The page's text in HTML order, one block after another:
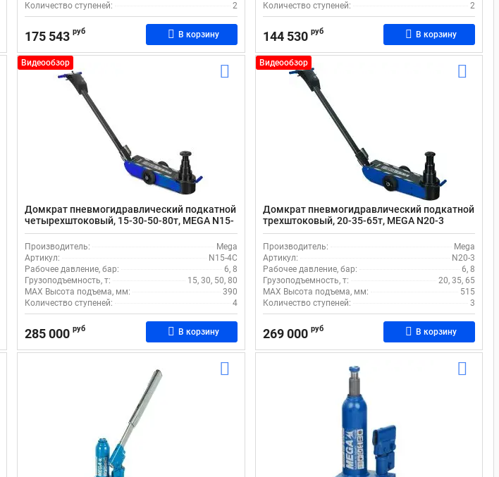
Количество ступеней:
2
175 543 руб В корзину
Количество ступеней:
2
144 530 руб В корзину
Видеообзор
Домкрат пневмогидравлический подкатной
четырехштоковый, 15-30-50-80т, MEGA N15-
4C
Производитель:
Mega
Артикул:
N15-4C
Рабочее давление, бар:
6, 8
Грузоподъемность, т:
15, 30, 50, 80
MAX Высота подъема, мм:
390
Количество ступеней:
4
285 000 руб В корзину
Видеообзор
Домкрат пневмогидравлический подкатной
трехштоковый, 20-35-65т, MEGA N20-3
Производитель:
Mega
Артикул:
N20-3
Рабочее давление, бар:
6, 8
Грузоподъемность, т:
20, 35, 65
MAX Высота подъема, мм:
515
Количество ступеней:
3
269 000 руб В корзину